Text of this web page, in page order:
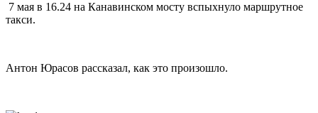
7 мая в 16.24 на Канавинском мосту вспыхнуло маршрутное
такси.
Антон Юрасов рассказал, как это произошло.